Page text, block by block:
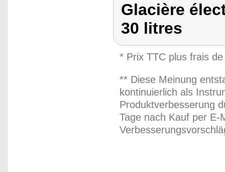
Glacière
30 litres
* Prix TTC plus frais
** Diese Meinung
kontinuierlich als
Produktverbesserung
Tage nach Kauf per E-